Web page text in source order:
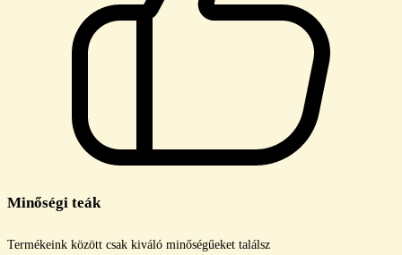
Minőségi teák
Termékeink között csak kiváló minőségűeket találsz